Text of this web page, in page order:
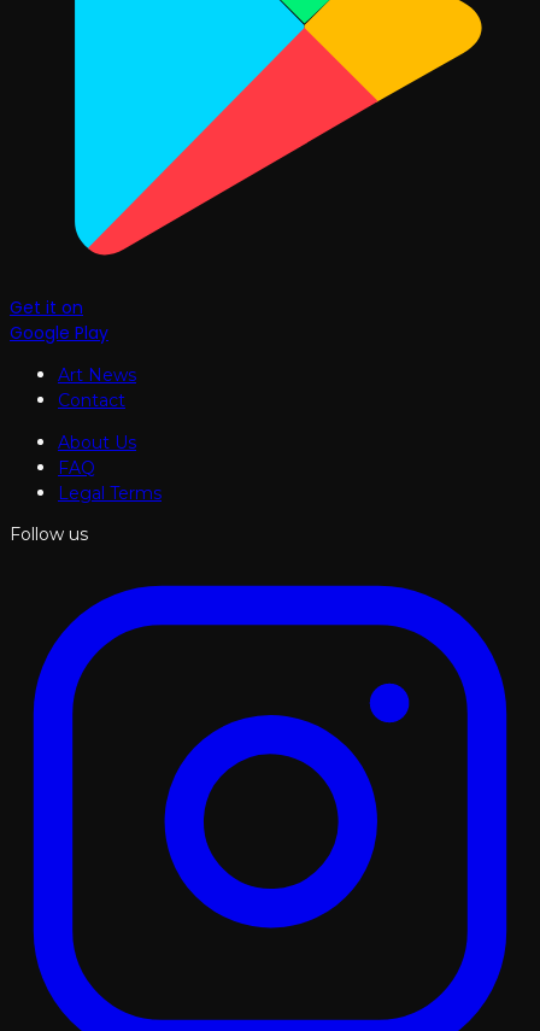
Get it on
Google Play
Art News
Contact
About Us
FAQ
Legal Terms
Follow us